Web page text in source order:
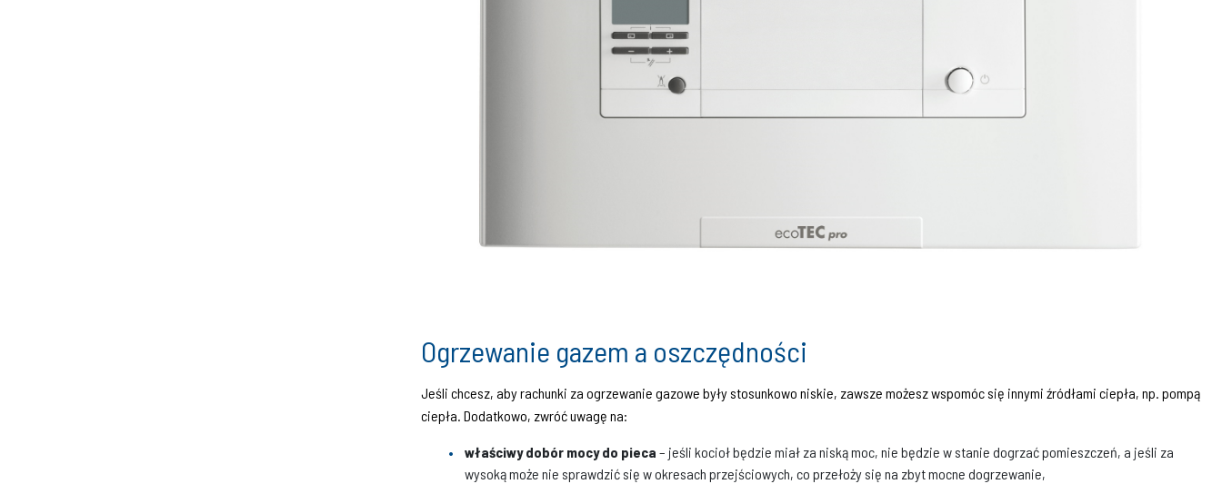
Ogrzewanie gazem a oszczędności
Jeśli chcesz, aby rachunki za ogrzewanie gazowe były stosunkowo niskie, zawsze możesz wspomóc się innymi źródłami ciepła, np. pompą
ciepła. Dodatkowo, zwróć uwagę na:
właściwy dobór mocy do pieca – jeśli kocioł będzie miał za niską moc, nie będzie w stanie dogrzać pomieszczeń, a jeśli za
wysoką może nie sprawdzić się w okresach przejściowych, co przełoży się na zbyt mocne dogrzewanie,